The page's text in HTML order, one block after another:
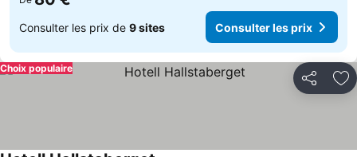
Consulter les prix de 9 sites Consulter les prix
Partager
Choix populaire